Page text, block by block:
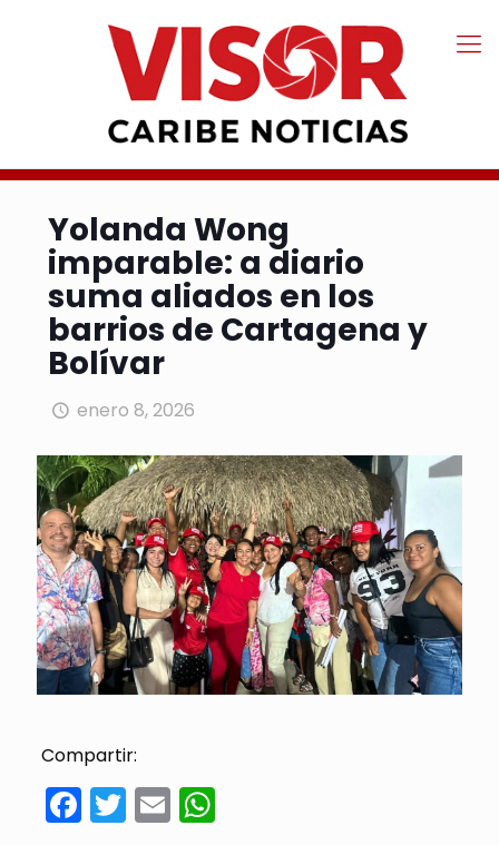
Yolanda Wong
imparable: a diario
suma aliados en los
barrios de Cartagena y
Bolívar
enero 8, 2026
Compartir:
Facebook
Twitter
EmailWhatsApp